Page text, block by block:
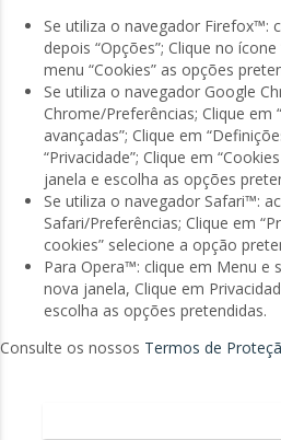
Se utiliza o navegador Firefox™:
depois “Opções”; Clique no
menu “Cookies” as opções
Se utiliza o navegador Google
Chrome/Preferências; Clique em
avançadas”; Clique em
“Privacidade”; Clique em
janela e escolha as opções
Se utiliza o navegador Safari™:
Safari/Preferências; Clique em
cookies” selecione a opção
Para Opera™: clique em Menu e
nova janela, Clique em
escolha as opções pretendidas.
Consulte os nossos Termos de